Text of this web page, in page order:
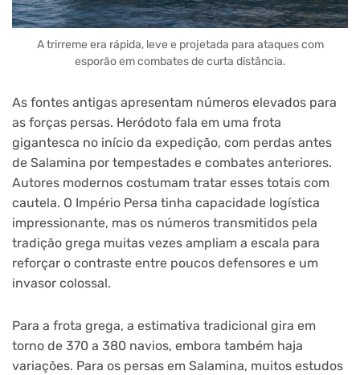
A trirreme era rápida, leve e projetada para ataques com
esporão em combates de curta distância.
As fontes antigas apresentam números elevados para
as forças persas. Heródoto fala em uma frota
gigantesca no início da expedição, com perdas antes
de Salamina por tempestades e combates anteriores.
Autores modernos costumam tratar esses totais com
cautela. O Império Persa tinha capacidade logística
impressionante, mas os números transmitidos pela
tradição grega muitas vezes ampliam a escala para
reforçar o contraste entre poucos defensores e um
invasor colossal.
Para a frota grega, a estimativa tradicional gira em
torno de 370 a 380 navios, embora também haja
variações. Para os persas em Salamina, muitos estudos